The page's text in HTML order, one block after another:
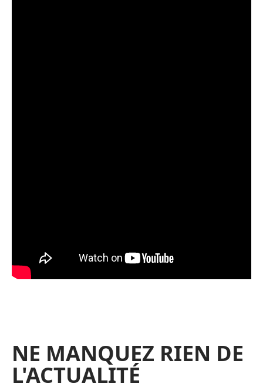
NE MANQUEZ RIEN DE
L'ACTUALITÉ